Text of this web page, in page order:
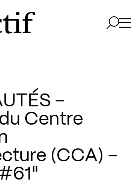
–
Centre
(CCA) –